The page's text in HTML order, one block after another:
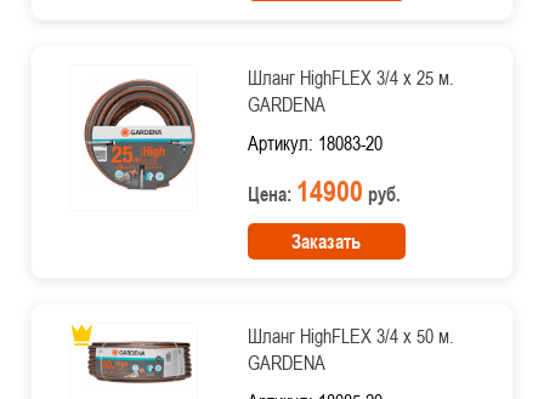
Шланг HighFLEX 3/4 х 25 м.
GARDENA
Артикул: 18083-20
Цена: 14900 руб.
Заказать
Шланг HighFLEX 3/4 х 50 м.
GARDENA